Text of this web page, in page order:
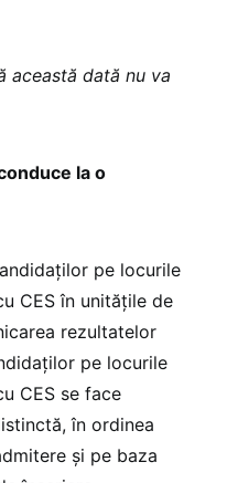
această dată nu va
la o
pe locurile
CES în unitățile de
rezultatelor
pe locurile
CES se face
în ordinea
și pe baza